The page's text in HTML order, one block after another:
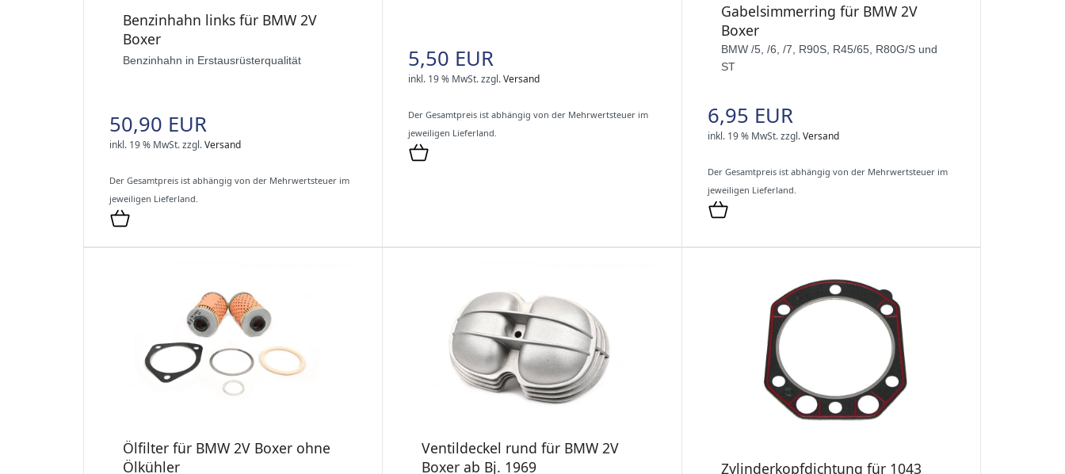
Benzinhahn links für BMW 2V
Boxer
Benzinhahn in Erstausrüsterqualität
50,90 EUR
inkl. 19 % MwSt.zzgl.Versand
Der Gesamtpreis ist abhängig von der Mehrwertsteuer im
jeweiligen Lieferland.
5,50 EUR
inkl. 19 % MwSt.zzgl.Versand
Der Gesamtpreis ist abhängig von der Mehrwertsteuer im
jeweiligen Lieferland.
Gabelsimmerring für BMW 2V
Boxer
BMW /5, /6, /7, R90S, R45/65, R80G/S und
ST
6,95 EUR
inkl. 19 % MwSt.zzgl.Versand
Der Gesamtpreis ist abhängig von der Mehrwertsteuer im
jeweiligen Lieferland.
Ölfilter für BMW 2V Boxer ohne
Ölkühler
Ventildeckel rund für BMW 2V
Boxer ab Bj. 1969
Zylinderkopfdichtung für 1043